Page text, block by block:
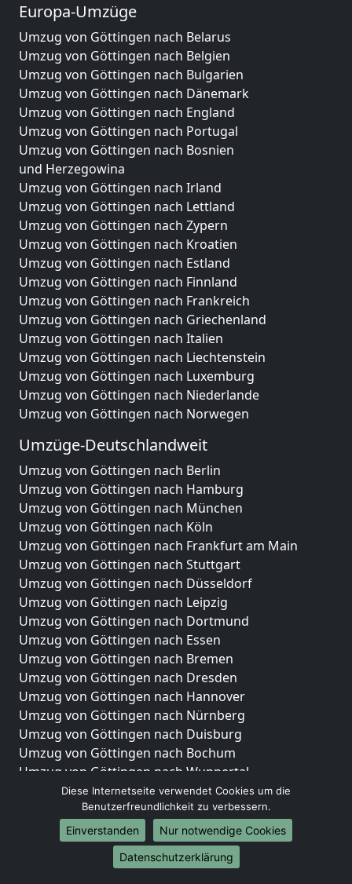
Europa-Umzüge
Umzug von Göttingen nach Belarus
Umzug von Göttingen nach Belgien
Umzug von Göttingen nach Bulgarien
Umzug von Göttingen nach Dänemark
Umzug von Göttingen nach England
Umzug von Göttingen nach Portugal
Umzug von Göttingen nach Bosnien
und Herzegowina
Umzug von Göttingen nach Irland
Umzug von Göttingen nach Lettland
Umzug von Göttingen nach Zypern
Umzug von Göttingen nach Kroatien
Umzug von Göttingen nach Estland
Umzug von Göttingen nach Finnland
Umzug von Göttingen nach Frankreich
Umzug von Göttingen nach Griechenland
Umzug von Göttingen nach Italien
Umzug von Göttingen nach Liechtenstein
Umzug von Göttingen nach Luxemburg
Umzug von Göttingen nach Niederlande
Umzug von Göttingen nach Norwegen
Umzüge-Deutschlandweit
Umzug von Göttingen nach Berlin
Umzug von Göttingen nach Hamburg
Umzug von Göttingen nach München
Umzug von Göttingen nach Köln
Umzug von Göttingen nach Frankfurt am Main
Umzug von Göttingen nach Stuttgart
Umzug von Göttingen nach Düsseldorf
Umzug von Göttingen nach Leipzig
Umzug von Göttingen nach Dortmund
Umzug von Göttingen nach Essen
Umzug von Göttingen nach Bremen
Umzug von Göttingen nach Dresden
Umzug von Göttingen nach Hannover
Umzug von Göttingen nach Nürnberg
Umzug von Göttingen nach Duisburg
Umzug von Göttingen nach Bochum
Umzug von Göttingen nach Wuppertal
Umzug von Göttingen nach Bielefeld
Umzug von Göttingen nach Bonn
Umzug von Göttingen nach Münster
Internationale-Umzüge
Diese Internetseite verwendet Cookies um die
Benutzerfreundlichkeit zu verbessern.
Einverstanden
Nur notwendige Cookies
Datenschutzerklärung